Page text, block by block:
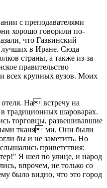
с преподавателями
хорошо говорили по-
что Газвинский
лучших в Иране. Сюда
страны, а также из-за
правительство
всех крупных вузов. Моих
На встречу на
в традиционных шароварах.
торговцы, развешивавшие
тканя ми. Они были
бы и не заметить. Но
приветствия:
Я шел по улице, и народ
впрочем, не только со
было видно, что это город